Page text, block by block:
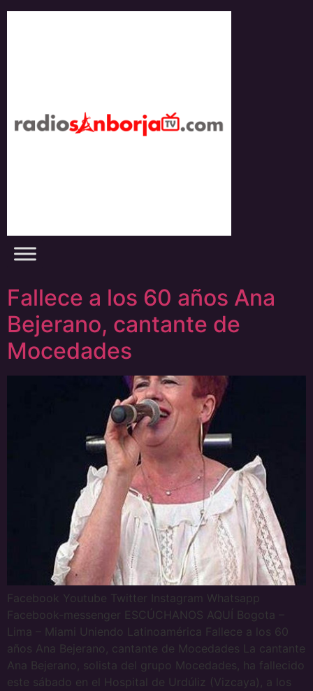
Skip
Fallece a los 60 años Ana
Bejerano, cantante de
Mocedades
Facebook Youtube Twitter Instagram Whatsapp
Facebook-messenger ESCÚCHANOS AQUÍ Bogota –
Lima – Miami Uniendo Latinoamérica Fallece a los 60
años Ana Bejerano, cantante de Mocedades La cantante
Ana Bejerano, solista del grupo Mocedades, ha fallecido
este sábado en el Hospital de Urdúliz (Vizcaya), a los